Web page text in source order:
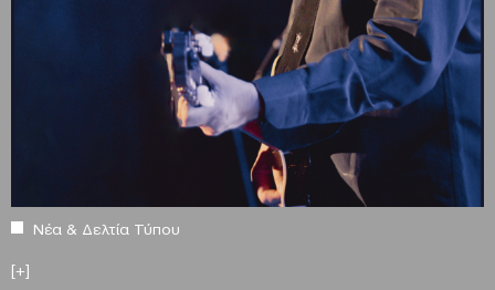
Νέα & Δελτία Τύπου
[+]